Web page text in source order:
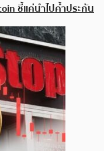
ชี้แค่นำไปค้ำประกัน